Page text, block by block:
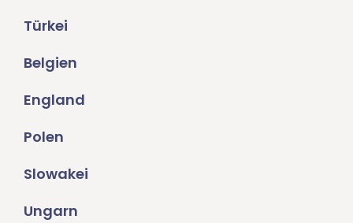
Türkei
Belgien
England
Polen
Slowakei
Ungarn